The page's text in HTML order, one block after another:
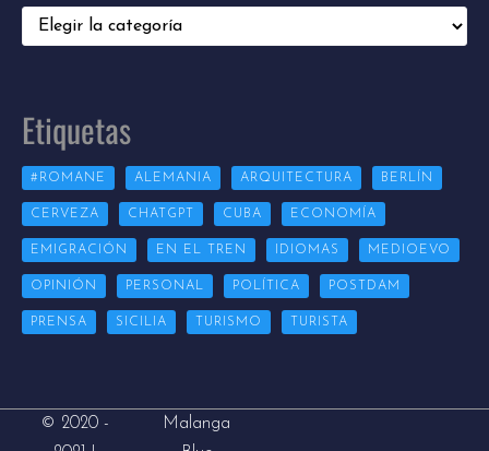
Categorías
Etiquetas
#ROMANE ALEMANIA ARQUITECTURA BERLÍN
CERVEZA CHATGPT CUBA ECONOMÍA
EMIGRACIÓN EN EL TREN IDIOMAS MEDIOEVO
OPINIÓN PERSONAL POLÍTICA POSTDAM
PRENSA SICILIA TURISMO TURISTA
© 2020 -
Malanga